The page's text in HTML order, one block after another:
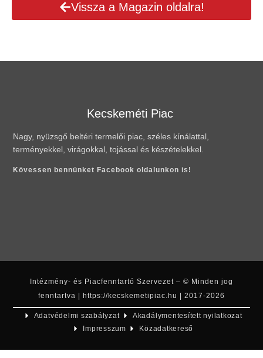
Vissza a Magazin oldalra!
Kecskeméti Piac
Nagy, nyüzsgő beltéri termelői piac, széles kínálattal,
terményekkel, virágokkal, tojással és készételekkel.
Kövessen bennünket Facebook oldalunkon is!
Intézmény- és Piacfenntartó Szervezet – © Minden jog
fenntartva | https://kecskemetipiac.hu | 2017-2026
Adatvédelmi szabályzat
Akadálymentesített nyilatkozat
Impresszum
Közadatkereső